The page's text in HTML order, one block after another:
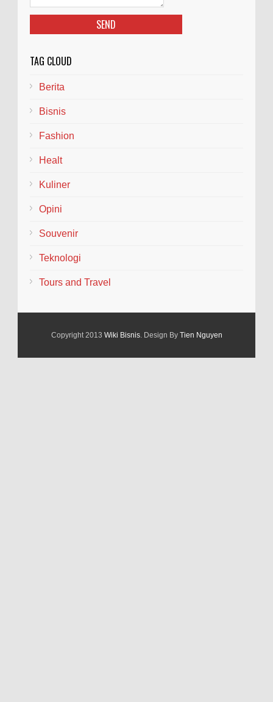
TAG CLOUD
Berita
Bisnis
Fashion
Healt
Kuliner
Opini
Souvenir
Teknologi
Tours and Travel
Copyright 2013 Wiki Bisnis. Design By Tien Nguyen